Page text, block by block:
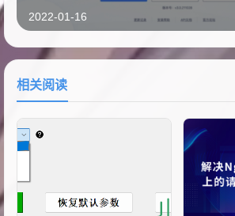
2022-01-16
相关阅读